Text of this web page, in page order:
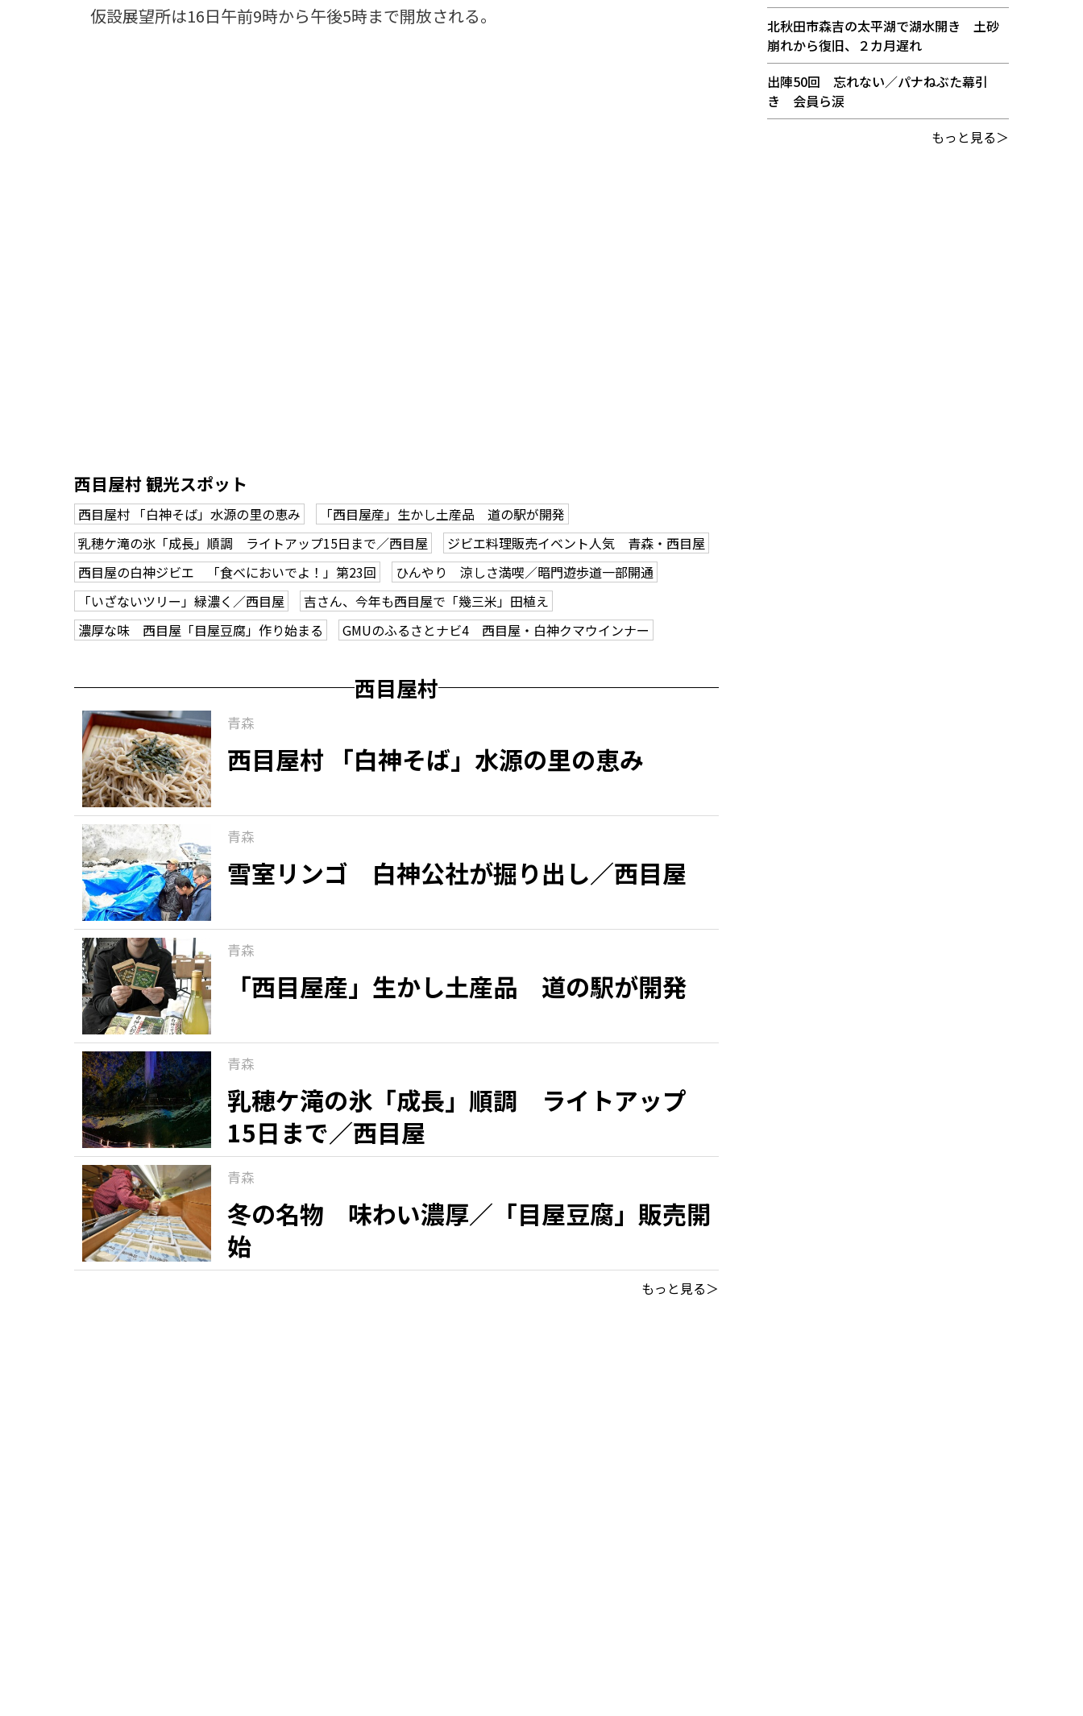
仮設展望所は16日午前9時から午後5時まで開放される。
西目屋村 観光スポット
西目屋村 「白神そば」水源の里の恵み
「西目屋産」生かし土産品 道の駅が開発
乳穂ケ滝の氷「成長」順調 ライトアップ15日まで／西目屋
ジビエ料理販売イベント人気 青森・西目屋
西目屋の白神ジビエ 「食べにおいでよ！」第23回
ひんやり 涼しさ満喫／暗門遊歩道一部開通
「いざないツリー」緑濃く／西目屋
吉さん、今年も西目屋で「幾三米」田植え
濃厚な味 西目屋「目屋豆腐」作り始まる
GMUのふるさとナビ4 西目屋・白神クマウインナー
西目屋村
青森
西目屋村 「白神そば」水源の里の恵み
青森
雪室リンゴ 白神公社が掘り出し／西目屋
青森
「西目屋産」生かし土産品 道の駅が開発
青森
乳穂ケ滝の氷「成長」順調 ライトアップ
15日まで／西目屋
青森
冬の名物 味わい濃厚／「目屋豆腐」販売開
始
もっと見る＞
北秋田市森吉の太平湖で湖水開き 土砂
崩れから復旧、２カ月遅れ
出陣50回 忘れない／パナねぶた幕引
き 会員ら涙
もっと見る＞